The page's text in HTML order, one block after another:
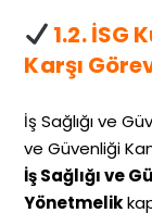
1.2. İSG
Karşı
İş Sağlığı ve
ve Güvenliği
İş Sağlığı ve
Yönetmelik